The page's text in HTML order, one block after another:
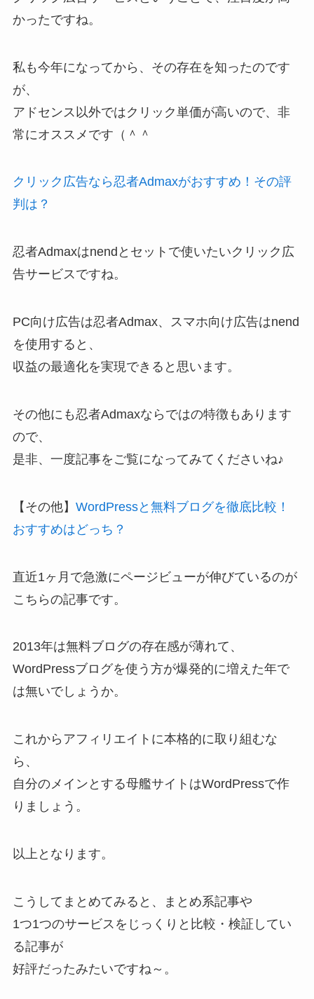
かったですね。
私も今年になってから、その存在を知ったのです
が、
アドセンス以外ではクリック単価が高いので、非
常にオススメです（＾＾
クリック広告なら忍者Admaxがおすすめ！その評
判は？
忍者Admaxはnendとセットで使いたいクリック広
告サービスですね。
PC向け広告は忍者Admax、スマホ向け広告はnend
を使用すると、
収益の最適化を実現できると思います。
その他にも忍者Admaxならではの特徴もあります
ので、
是非、一度記事をご覧になってみてくださいね♪
【その他】 WordPressと無料ブログを徹底比較！
おすすめはどっち？
直近1ヶ月で急激にページビューが伸びているのが
こちらの記事です。
2013年は無料ブログの存在感が薄れて、
WordPressブログを使う方が爆発的に増えた年で
は無いでしょうか。
これからアフィリエイトに本格的に取り組むな
ら、
自分のメインとする母艦サイトはWordPressで作
りましょう。
以上となります。
こうしてまとめてみると、まとめ系記事や
1つ1つのサービスをじっくりと比較・検証してい
る記事が
好評だったみたいですね～。